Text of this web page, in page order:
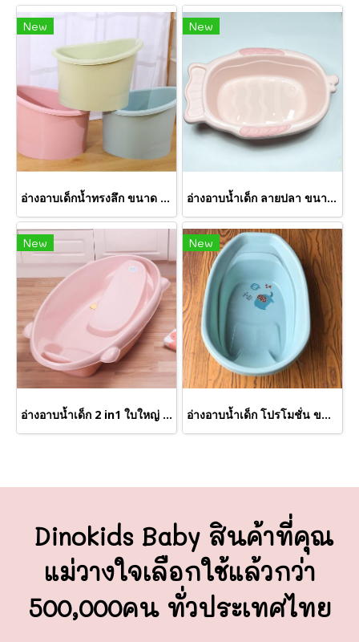
New
อ่างอาบเด็กน้ำทรงลึก ขนาด 55*45*40 Cm.
New
อ่างอาบน้ำเด็ก ลายปลา ขนาด 80*50*22 Cm.
New
อ่างอาบน้ำเด็ก 2 in1 ใบใหญ่ ขนาด90*48*22 Cm.
New
อ่างอาบน้ำเด็ก โปรโมชั่น ขนาด70*44*20 Cm.
Dinokids Baby สินค้าที่คุณ
แม่วางใจเลือกใช้แล้วกว่า
500,000คน ทั่วประเทศไทย